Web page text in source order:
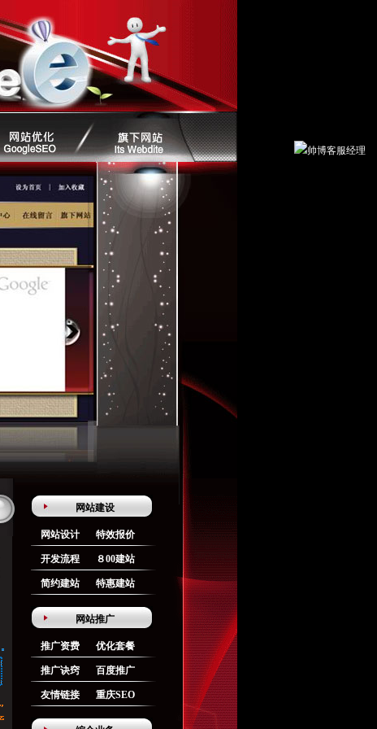
网站建设
网站设计 特效报价
开发流程 ８00建站
简约建站 特惠建站
网站推广
推广资费 优化套餐
推广诀窍 百度推广
友情链接 重庆SEO